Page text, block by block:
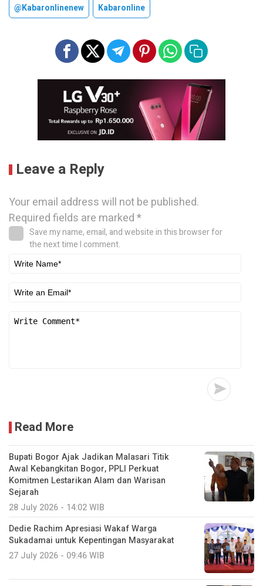
@kabaronlinenew Kabaronline
Leave a Reply
Your email address will not be published.
Required fields are marked*
Save my name, email, and website in this browser for
the next time I comment.
Read More
Bupati Bogor Ajak Jadikan Malasari Titik
Awal Kebangkitan Bogor, PPLI Perkuat
Komitmen Lestarikan Alam dan Warisan
Sejarah
28 July 2026 - 14:02 WIB
Dedie Rachim Apresiasi Wakaf Warga
Sukadamai untuk Kepentingan Masyarakat
27 July 2026 - 09:46 WIB